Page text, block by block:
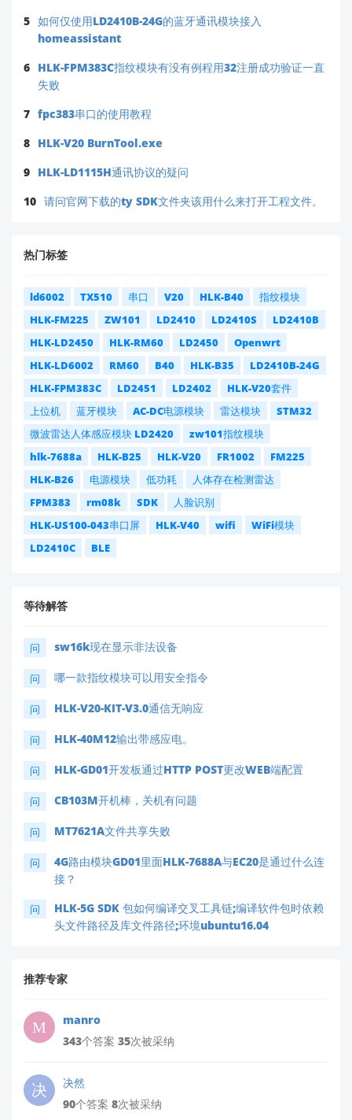
下一步支持
若以上步骤仍无法解决：
请提供更多信息：
输入电源类型（如适配器/电池）及实测电压
保险丝实际型号照片（便于核对规格）
我们的技术工程师将为您1v1 分析电路图，请将完
📧support@hlktech.cn
能科技）
⚠️重要提醒：
请勿自行更换更高电流保险丝（可能损坏模块
主芯片）
HLK-10M03B 为工业级模块，非防水设计，
需确保工作环境干燥无粉尘
您之前使用 HLK-5M05 时也遇到过电路击穿问题，说
明负载环境可能存在共性风险。海凌科提供定制化浪涌
防护方案，欢迎进一步沟通需求！
祝您调试顺利，如有疑问随时联系！ 😊
5 如何仅使用LD2410B-24G的蓝牙通讯模块接入
homeassistant
6 HLK-FPM383C指纹模块有没有例程用32注册成功验证一直
失败
7 fpc383串口的使用教程
8 HLK-V20 BurnTool.exe
9 HLK-LD1115H通讯协议的疑问
10 请问官网下载的ty SDK文件夹该用什么来打开工程文件。
热门标签
ld6002 TX510 串口 V20 HLK-B40
指纹模块
HLK-FM225
ZW101 LD2410 LD2410S
LD2410B
HLK-LD2450
HLK-RM60 LD2450
Openwrt
HLK-LD6002
RM60 B40 HLK-B35
LD2410B-24G
HLK-FPM383C
LD2451 LD2402
HLK-V20套件
上位机
蓝牙模块 AC-DC电源模块 雷达模块
STM32
微波雷达人体感应模块 LD2420
zw101指纹模块
hlk-7688a
HLK-B25 HLK-V20 FR1002
FM225
HLK-B26
电源模块 低功耗
人体存在检测雷达
FPM383
rm08k SDK
人脸识别
HLK-US100-043串口屏
HLK-V40 wifi
WiFi模块
LD2410C
BLE
等待解答
问 sw16k现在显示非法设备
问 哪一款指纹模块可以用安全指令
问 HLK-V20-KIT-V3.0通信无响应
问 HLK-40M12输出带感应电。
问 HLK-GD01开发板通过HTTP POST更改WEB端配置
问 CB103M开机棒，关机有问题
问 MT7621A文件共享失败
问
4G路由模块GD01里面HLK-7688A与EC20是通过什么连
接？
问
HLK-5G SDK 包如何编译交叉工具链;编译软件包时依赖
头文件路径及库文件路径;环境ubuntu16.04
推荐专家
manro
343个答案 35次被采纳
决然
90个答案 8次被采纳